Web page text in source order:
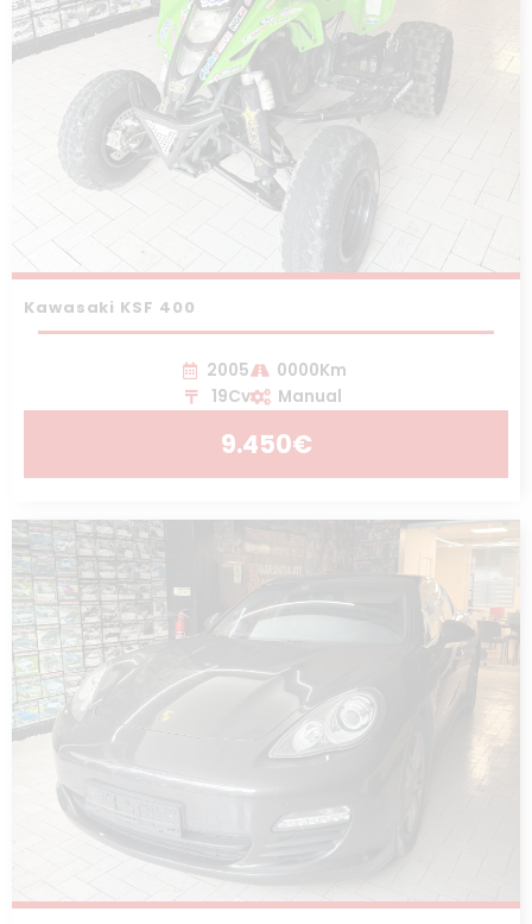
Kawasaki KSF 400
2005
0000Km
19Cv
Manual
9.450€